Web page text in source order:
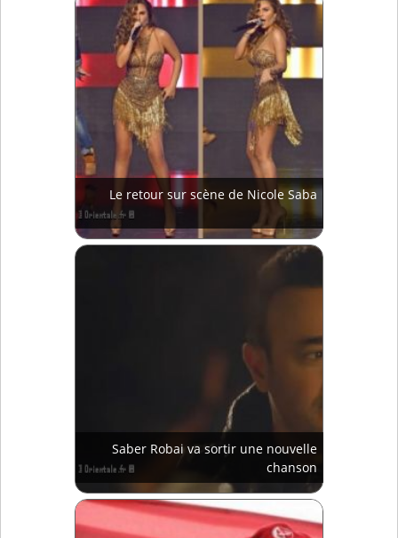
Le retour sur scène de Nicole Saba
Saber Robai va sortir une nouvelle
chanson